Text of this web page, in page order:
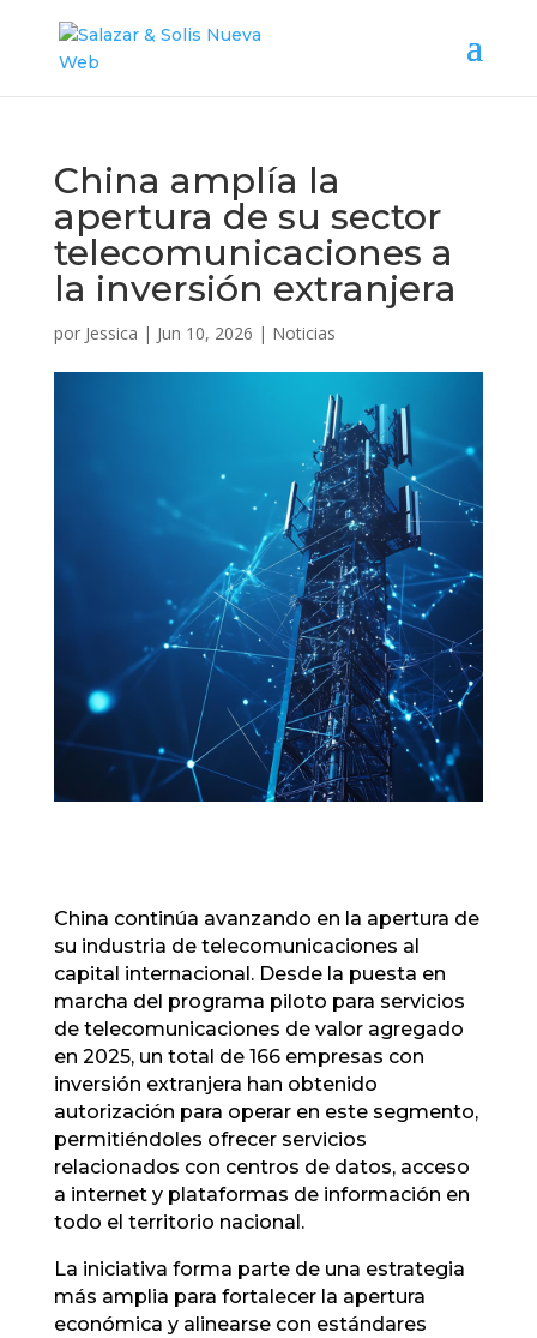
China amplía la
apertura de su sector
telecomunicaciones a
la inversión extranjera
por Jessica | Jun 10, 2026 | Noticias
China continúa avanzando en la apertura de
su industria de telecomunicaciones al
capital internacional. Desde la puesta en
marcha del programa piloto para servicios
de telecomunicaciones de valor agregado
en 2025, un total de 166 empresas con
inversión extranjera han obtenido
autorización para operar en este segmento,
permitiéndoles ofrecer servicios
relacionados con centros de datos, acceso
a internet y plataformas de información en
todo el territorio nacional.
La iniciativa forma parte de una estrategia
más amplia para fortalecer la apertura
económica y alinearse con estándares